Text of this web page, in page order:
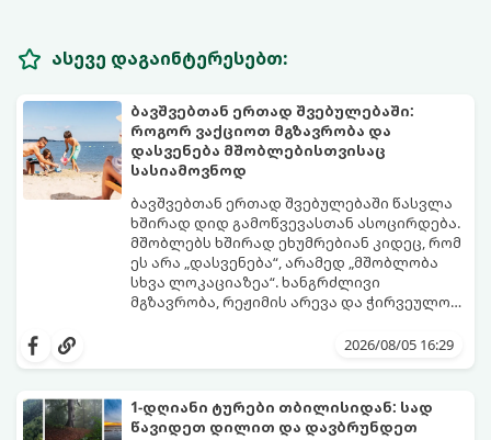
ასევე დაგაინტერესებთ:
ბავშვებთან ერთად შვებულებაში:
როგორ ვაქციოთ მგზავრობა და
დასვენება მშობლებისთვისაც
სასიამოვნოდ
ბავშვებთან ერთად შვებულებაში წასვლა
ხშირად დიდ გამოწვევასთან ასოცირდება.
მშობლებს ხშირად ეხუმრებიან კიდეც, რომ
ეს არა „დასვენება“, არამედ „მშობლობა
სხვა ლოკაციაზეა“. ხანგრძლივი
მგზავრობა, რეჟიმის არევა და ჭირვეულობა
პრაქტიკული ხრიკით სრულიად
მშობლებსაც მოუტანოს ნამდვილი
განტვირთვა.
2026/08/05 16:29
1-დღიანი ტურები თბილისიდან: სად
წავიდეთ დილით და დავბრუნდეთ